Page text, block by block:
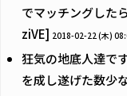
でマッチングした
ziVE] 2018-02-22 (木)
狂気の地底人達で
を成し遂げた数少